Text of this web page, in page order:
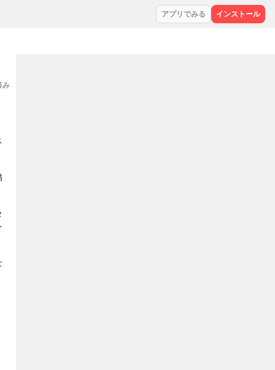
アプリでみる インストール
み